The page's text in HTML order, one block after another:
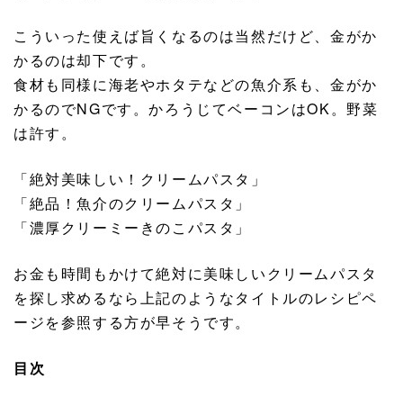
こういった使えば旨くなるのは当然だけど、金がか
かるのは却下です。
食材も同様に海老やホタテなどの魚介系も、金がか
かるのでNGです。かろうじてベーコンはOK。野菜
は許す。
「絶対美味しい！クリームパスタ」
「絶品！魚介のクリームパスタ」
「濃厚クリーミーきのこパスタ」
お金も時間もかけて絶対に美味しいクリームパスタ
を探し求めるなら上記のようなタイトルのレシピペ
ージを参照する方が早そうです。
目次